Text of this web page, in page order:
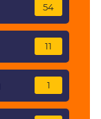
54
11
1